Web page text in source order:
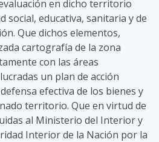
en dicho territorio
social, educativa, sanitaria y de
Que dichos elementos,
cartografía de la zona
con las áreas
un plan de acción
efectiva de los bienes y
territorio. Que en virtud de
al Ministerio del Interior y
Interior de la Nación por la